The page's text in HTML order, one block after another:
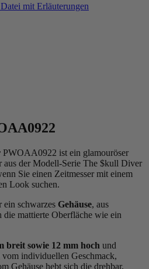
mit Erläuterungen
PWOAA0922 ist ein glamouröser
aus der Modell-Serie The $kull Diver
Sie einen Zeitmesser mit einem
Look suchen.
schwarzes Gehäuse, aus
die mattierte Oberfläche wie ein
breit sowie 12 mm hoch und
individuellen Geschmack,
Gehäuse hebt sich die drehbar,